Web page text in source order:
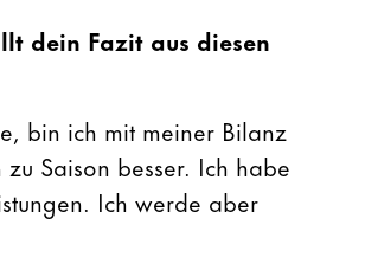
dein Fazit aus diesen
bin ich mit meiner Bilanz
Saison besser. Ich habe
Ich werde aber